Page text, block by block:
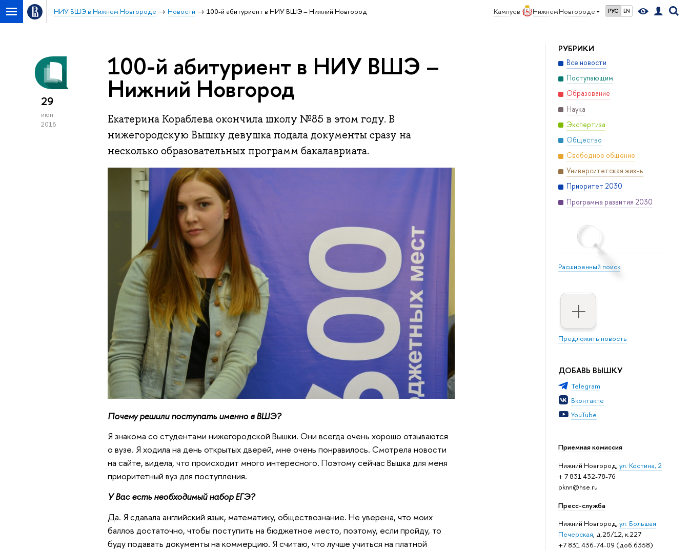
Кампус в Нижнем Новгороде РУС EN
НИУ ВШЭ в Нижнем Новгороде Новости 100-й абитуриент в НИУ ВШЭ – Нижний Новгород
РУБРИКИ
Все новости
Поступающим
Образование
Наука
Экспертиза
Общество
Свободное общение
Университетская жизнь
Приоритет 2030
Программа развития 2030
Расширенный поиск
Предложить новость
ДОБАВЬ ВЫШКУ
Telegram
Вконтакте
YouTube
Приемная комиссия
Нижний Новгород,ул. Костина, 2
+ 7 831 432-78-76
pknn@hse.ru
Пресс-служба
Нижний Новгород,ул. Большая
Печерская, д.25/12, к.227
+7 831 436-74-09 (доб.6358)
29
июн
2016
100-й абитуриент в НИУ ВШЭ –
Нижний Новгород
Екатерина Кораблева окончила школу №85 в этом году. В
нижегородскую Вышку девушка подала документы сразу на
несколько образовательных программ бакалавриата.
Почему решили поступать именно в ВШЭ?
Я знакома со студентами нижегородской Вышки. Они всегда очень хорошо отзываются
о вузе. Я ходила на день открытых дверей, мне очень понравилось. Смотрела новости
на сайте, видела, что происходит много интересного. Поэтому сейчас Вышка для меня
приоритетный вуз для поступления.
У Вас есть необходимый набор ЕГЭ?
Да. Я сдавала английский язык, математику, обществознание. Не уверена, что моих
баллов достаточно, чтобы поступить на бюджетное место, поэтому, если пройду, то
буду подавать документы на коммерцию. Я считаю, что лучше учиться на платной